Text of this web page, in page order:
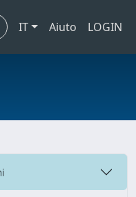
IT Aiuto LOGIN